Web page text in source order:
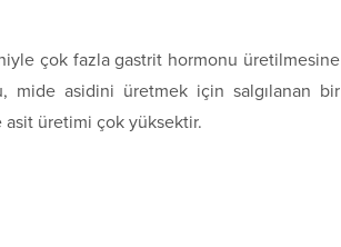
çok fazla gastrit hormonu üretilmesine
mide asidini üretmek için salgılanan bir
üretimi çok yüksektir.